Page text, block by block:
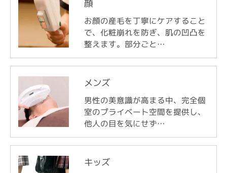
顔
お顔の産毛を丁寧にケアすること
で、化粧崩れを防ぎ、肌の凹凸を
整えます。部分ごと…
メンズ
男性の美意識が高まる中、完全個
室のプライベート空間を提供し、
他人の目を気にせず…
キッズ